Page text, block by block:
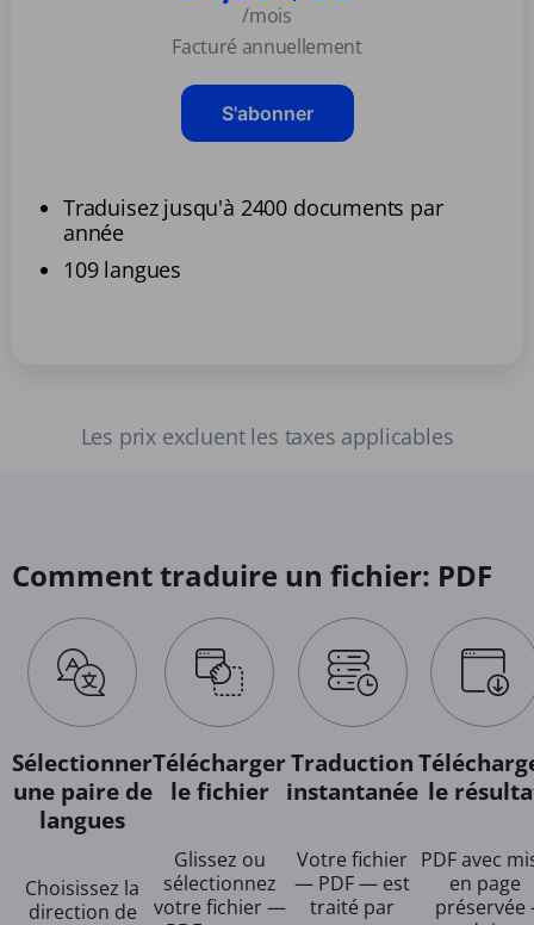
/mois
Facturé annuellement
S'abonner
Traduisez jusqu'à 2400 documents par
année
109 langues
Les prix excluent les taxes applicables
Comment traduire un fichier: PDF
Sélectionner
une paire de
langues
Choisissez la
direction de
Télécharger
le fichier
Glissez ou
sélectionnez
votre fichier —
Traduction
instantanée
Votre fichier
— PDF — est
traité par
le
PDF avec
en page
préservée